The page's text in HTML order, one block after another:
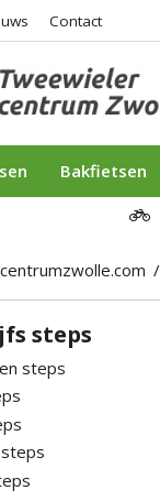
Contact
Bakfietsen
steps
steps